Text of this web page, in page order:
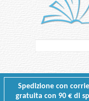
Spedizione con
gratuita con 90 € di